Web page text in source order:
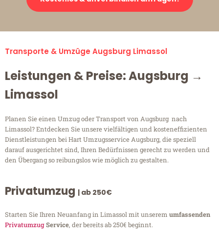
Transporte & Umzüge Augsburg Limassol
Leistungen & Preise: Augsburg →
Limassol
Planen Sie einen Umzug oder Transport von Augsburg nach
Limassol? Entdecken Sie unsere vielfältigen und kosteneffizienten
Dienstleistungen bei Hart Umzugsservice Augsburg, die speziell
darauf ausgerichtet sind, Ihren Bedürfnissen gerecht zu werden und
den Übergang so reibungslos wie möglich zu gestalten.
Privatumzug | ab 250€
Starten Sie Ihren Neuanfang in Limassol mit unserem umfassenden
PrivatumzugService, der bereits ab 250€ beginnt.